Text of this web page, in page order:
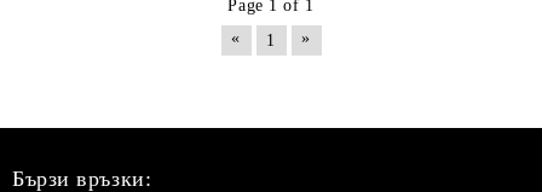
Page 1 of 1
«
1 »
Бързи връзки: